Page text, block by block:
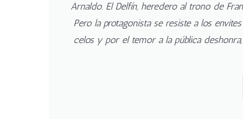
Arnaldo. El Delfín, heredero al trono de
Pero la protagonista se resiste a los
celos y por el temor a la pública